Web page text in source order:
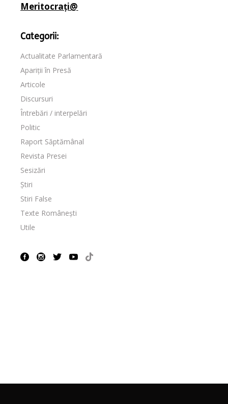
Meritocrați@
Categorii:
Actualitate Parlamentară
Apariții în Presă
Articole
Discursuri
Întrebări / interpelări
Politic
Raport Săptămânal
Revista Presei
Sesizări
Știri
Stiri False
Texte Românești
Utile